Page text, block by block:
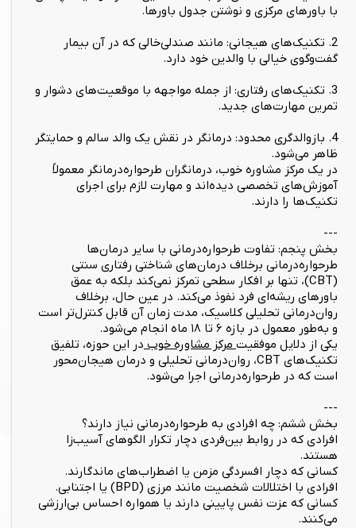
با باورهای مرکزی و نوشتن جدول باورها.
2. تکنیک‌های هیجانی: مانند صندلی‌خالی که در آن بیمار
گفت‌وگوی خیالی با والدین خود دارد.
3. تکنیک‌های رفتاری: از جمله مواجهه با موقعیت‌های دشوار و
تمرین مهارت‌های جدید.
4. بازوالدگری محدود: درمانگر در نقش یک والد سالم و حمایتگر
ظاهر می‌شود.
در یک مرکز مشاوره خوب، درمانگران طرحواره‌درمانگر معمولاً
آموزش‌های تخصصی دیده‌اند و مهارت لازم برای اجرای
تکنیک‌ها را دارند.
---
بخش پنجم: تفاوت طرحواره‌درمانی با سایر درمان‌ها
طرحواره‌درمانی برخلاف درمان‌های شناختی رفتاری سنتی
(CBT)، تنها بر افکار سطحی تمرکز نمی‌کند بلکه به عمق
باورهای ریشه‌ای فرد نفوذ می‌کند. در عین حال، برخلاف
روان‌درمانی تحلیلی کلاسیک، مدت زمان آن قابل کنترل‌تر است
و به‌طور معمول در بازه ۶ تا ۱۸ ماه انجام می‌شود.
یکی از دلایل موفقیتمرکز مشاوره خوبدر این حوزه، تلفیق
تکنیک‌های CBT، روان‌درمانی تحلیلی و درمان هیجان‌محور
است که در طرحواره‌درمانی اجرا می‌شود.
---
بخش ششم: چه افرادی به طرحواره‌درمانی نیاز دارند؟
افرادی که در روابط بین‌فردی دچار تکرار الگوهای آسیب‌زا
هستند.
کسانی که دچار افسردگی مزمن یا اضطراب‌های ماندگارند.
افرادی با اختلالات شخصیت مانند مرزی (BPD) یا اجتنابی.
کسانی که عزت نفس پایینی دارند یا همواره احساس بی‌ارزشی
می‌کنند.